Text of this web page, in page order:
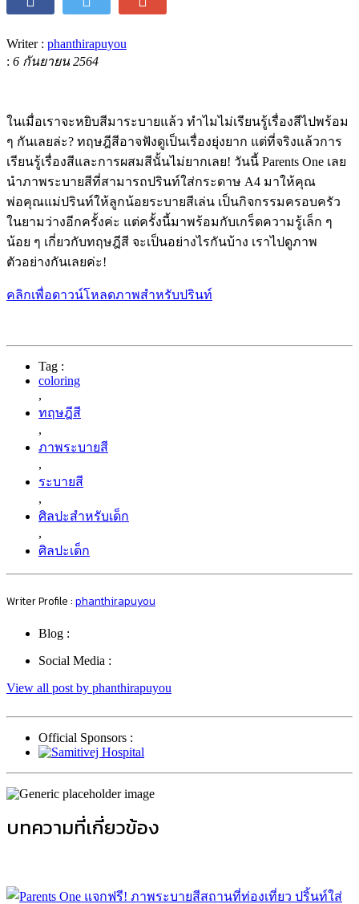
Writer : phanthirapuyou
: 6 กันยายน 2564
ในเมื่อเราจะหยิบสีมาระบายแล้ว ทำไมไม่เรียนรู้เรื่องสีไปพร้อม
ๆ กันเลยล่ะ? ทฤษฎีสีอาจฟังดูเป็นเรื่องยุ่งยาก แต่ที่จริงแล้วการ
เรียนรู้เรื่องสีและการผสมสีนั้นไม่ยากเลย! วันนี้ Parents One เลย
นำภาพระบายสีที่สามารถปรินท์ใส่กระดาษ A4 มาให้คุณ
พ่อคุณแม่ปรินท์ให้ลูกน้อยระบายสีเล่น เป็นกิจกรรมครอบครัว
ในยามว่างอีกครั้งค่ะ แต่ครั้งนี้มาพร้อมกับเกร็ดความรู้เล็ก ๆ
น้อย ๆ เกี่ยวกับทฤษฎีสี จะเป็นอย่างไรกันบ้าง เราไปดูภาพ
ตัวอย่างกันเลยค่ะ!
คลิกเพื่อดาวน์โหลดภาพสำหรับปรินท์
Tag :
coloring
,
ทฤษฎีสี
,
ภาพระบายสี
,
ระบายสี
,
ศิลปะสำหรับเด็ก
,
ศิลปะเด็ก
Writer Profile : phanthirapuyou
Blog :
Social Media :
View all post by phanthirapuyou
Official Sponsors :
บทความที่เกี่ยวข้อง